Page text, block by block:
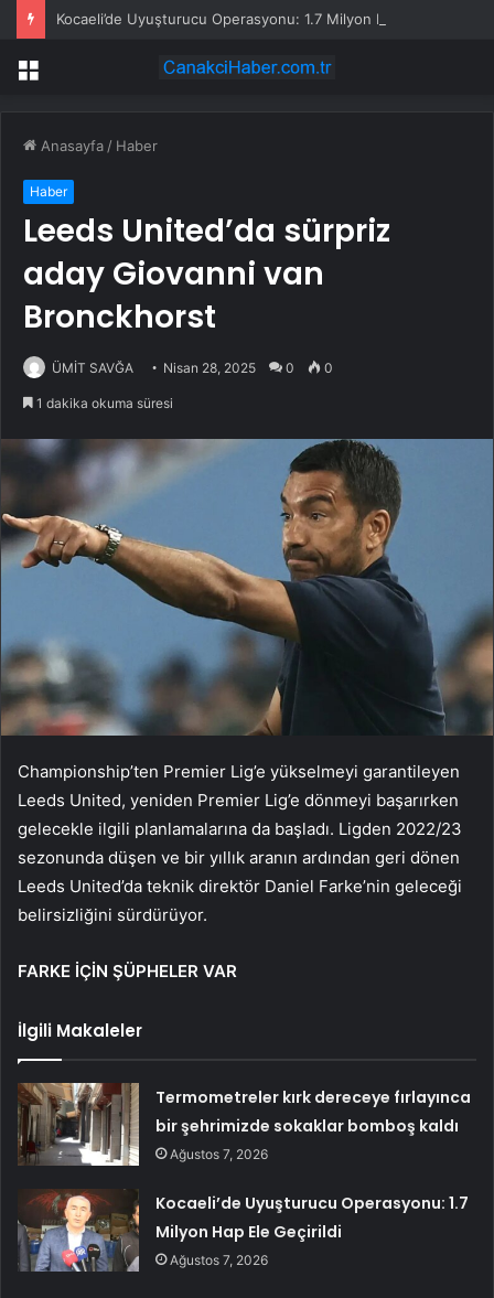
Menü
Anasayfa / Haber
Haber
Leeds United’da sürpriz
aday Giovanni van
Bronckhorst
ÜMİT SAVĞA Nisan 28, 2025 0 0
1 dakika okuma süresi
Championship’ten Premier Lig’e yükselmeyi garantileyen
Leeds United, yeniden Premier Lig’e dönmeyi başarırken
gelecekle ilgili planlamalarına da başladı. Ligden 2022/23
sezonunda düşen ve bir yıllık aranın ardından geri dönen
Leeds United’da teknik direktör Daniel Farke’nin geleceği
belirsizliğini sürdürüyor.
FARKE İÇİN ŞÜPHELER VAR
İlgili Makaleler
Termometreler kırk dereceye fırlayınca
bir şehrimizde sokaklar bomboş kaldı
Ağustos 7, 2026
Kocaeli’de Uyuşturucu Operasyonu: 1.7
Milyon Hap Ele Geçirildi
Ağustos 7, 2026